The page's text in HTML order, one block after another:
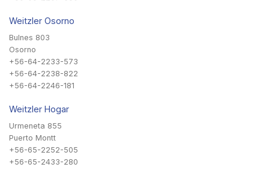
Weitzler Osorno
Bulnes 803
Osorno
+56-64-2233-573
+56-64-2238-822
+56-64-2246-181
Weitzler Hogar
Urmeneta 855
Puerto Montt
+56-65-2252-505
+56-65-2433-280